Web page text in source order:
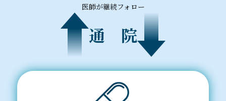
医師が継続フォロー
通 院